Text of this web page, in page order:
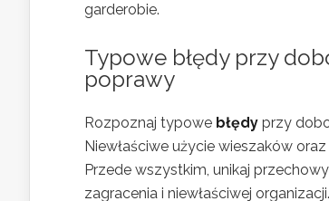
garderobie.
Typowe błędy przy
poprawy
Rozpoznaj typowe błędy przy
Niewłaściwe użycie wieszaków
Przede wszystkim, unikaj
zagracenia i niewłaściwej organizacji.